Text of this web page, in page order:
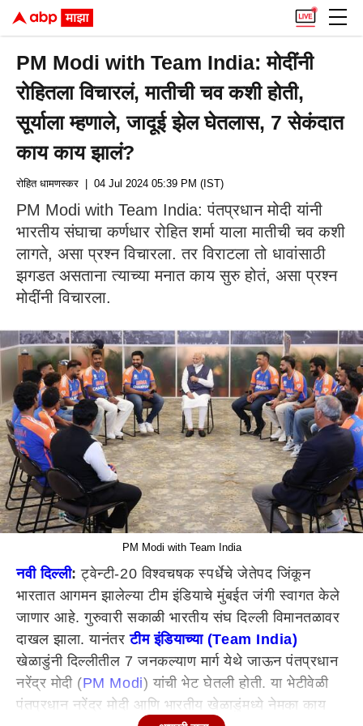
PM Modi with Team India: मोदींनी
रोहितला विचारलं, मातीची चव कशी होती,
सूर्याला म्हणाले, जादूई झेल घेतलास, 7 सेकंदात
काय काय झालं?
रोहित धामणस्कर | 04 Jul 2024 05:39 PM (IST)
PM Modi with Team India: पंतप्रधान मोदी यांनी
भारतीय संघाचा कर्णधार रोहित शर्मा याला मातीची चव कशी
लागते, असा प्रश्न विचारला. तर विराटला तो धावांसाठी
झगडत असताना त्याच्या मनात काय सुरु होतं, असा प्रश्न
मोदींनी विचारला.
PM Modi with Team India
नवी दिल्ली: ट्वेन्टी-20 विश्वचषक स्पर्धेचे जेतेपद जिंकून
भारतात आगमन झालेल्या टीम इंडियाचे मुंबईत जंगी स्वागत केले
जाणार आहे. गुरुवारी सकाळी भारतीय संघ दिल्ली विमानतळावर
दाखल झाला. यानंतरटीम इंडियाच्या (Team India)
खेळाडुंनी दिल्लीतील 7 जनकल्याण मार्ग येथे जाऊन पंतप्रधान
नरेंद्र मोदी (PM Modi) यांची भेट घेतली होती. या भेटीवेळी
पंतप्रधान नरेंद्र मोदी आणि भारतीय खेळाडुंमध्ये नेमका काय